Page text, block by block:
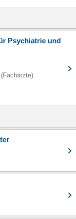
Psychiatrie und